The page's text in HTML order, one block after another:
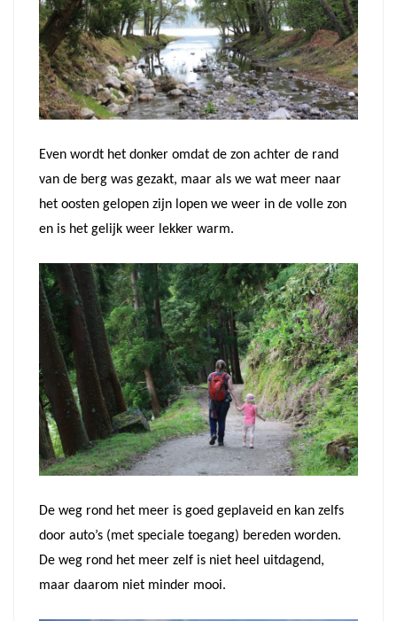
Even wordt het donker omdat de zon achter de rand
van de berg was gezakt, maar als we wat meer naar
het oosten gelopen zijn lopen we weer in de volle zon
en is het gelijk weer lekker warm.
De weg rond het meer is goed geplaveid en kan zelfs
door auto’s (met speciale toegang) bereden worden.
De weg rond het meer zelf is niet heel uitdagend,
maar daarom niet minder mooi.